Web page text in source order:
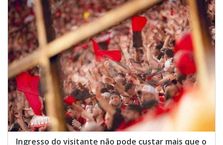
Ingresso do visitante não pode custar mais que o